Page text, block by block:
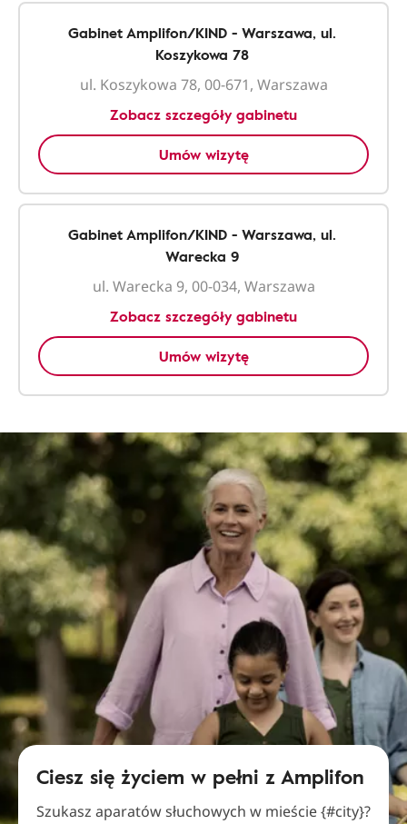
Gabinet Amplifon/KIND - Warszawa, ul.
Koszykowa 78
ul. Koszykowa 78, 00-671, Warszawa
Zobacz szczegóły gabinetu
Umów wizytę
Gabinet Amplifon/KIND - Warszawa, ul.
Warecka 9
ul. Warecka 9, 00-034, Warszawa
Zobacz szczegóły gabinetu
Umów wizytę
Ciesz się życiem w pełni z Amplifon
Szukasz aparatów słuchowych w mieście {#city}?